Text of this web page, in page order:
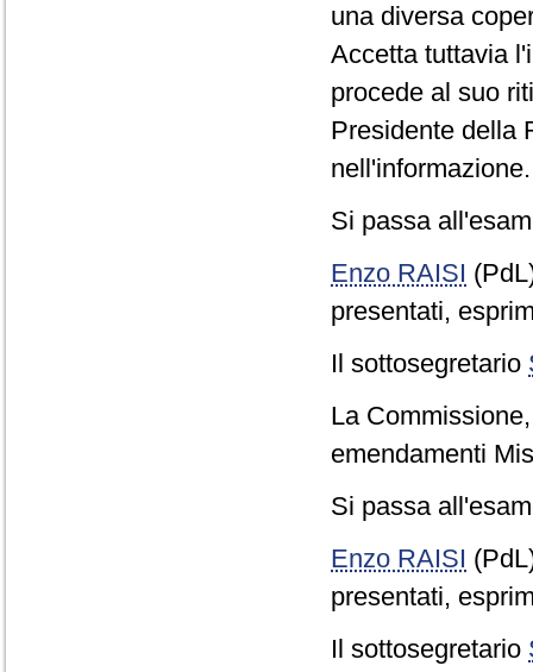
una diversa
Accetta tuttavia
procede al suo
Presidente della
nell'informazione.
Si passa
Enzo RAISI
presentati,
Il sottosegretario
La
emendamenti
Si passa
Enzo RAISI
presentati,
Il sottosegretario